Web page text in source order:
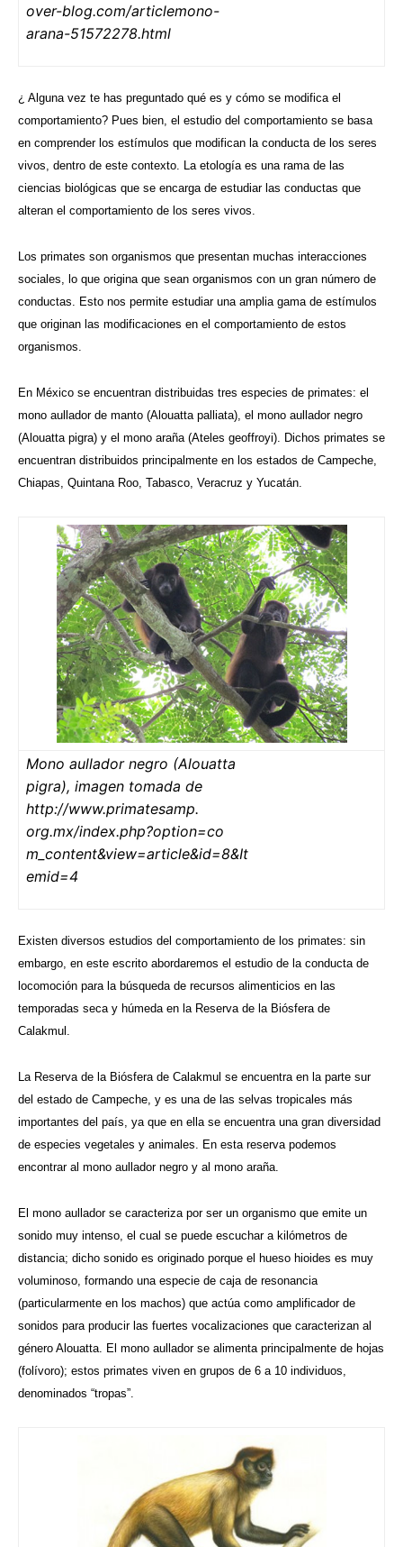
over-blog.com/articlemono-
arana-51572278.html
¿ Alguna vez te has preguntado qué es y cómo se modifica el
comportamiento? Pues bien, el estudio del comportamiento se basa
en comprender los estímulos que modifican la conducta de los seres
vivos, dentro de este contexto. La etología es una rama de las
ciencias biológicas que se encarga de estudiar las conductas que
alteran el comportamiento de los seres vivos.
Los primates son organismos que presentan muchas interacciones
sociales, lo que origina que sean organismos con un gran número de
conductas. Esto nos permite estudiar una amplia gama de estímulos
que originan las modificaciones en el comportamiento de estos
organismos.
En México se encuentran distribuidas tres especies de primates: el
mono aullador de manto (Alouatta palliata), el mono aullador negro
(Alouatta pigra) y el mono araña (Ateles geoffroyi). Dichos primates se
encuentran distribuidos principalmente en los estados de Campeche,
Chiapas, Quintana Roo, Tabasco, Veracruz y Yucatán.
Mono aullador negro (Alouatta
pigra), imagen tomada de
http://www.primatesamp.
org.mx/index.php?option=co
m_content&view=article&id=8&It
emid=4
Existen diversos estudios del comportamiento de los primates: sin
embargo, en este escrito abordaremos el estudio de la conducta de
locomoción para la búsqueda de recursos alimenticios en las
temporadas seca y húmeda en la Reserva de la Biósfera de
Calakmul.
La Reserva de la Biósfera de Calakmul se encuentra en la parte sur
del estado de Campeche, y es una de las selvas tropicales más
importantes del país, ya que en ella se encuentra una gran diversidad
de especies vegetales y animales. En esta reserva podemos
encontrar al mono aullador negro y al mono araña.
El mono aullador se caracteriza por ser un organismo que emite un
sonido muy intenso, el cual se puede escuchar a kilómetros de
distancia; dicho sonido es originado porque el hueso hioides es muy
voluminoso, formando una especie de caja de resonancia
(particularmente en los machos) que actúa como amplificador de
sonidos para producir las fuertes vocalizaciones que caracterizan al
género Alouatta. El mono aullador se alimenta principalmente de hojas
(folívoro); estos primates viven en grupos de 6 a 10 individuos,
denominados “tropas”.